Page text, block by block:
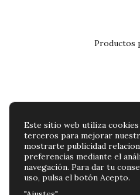
Productos
Este sitio web utiliza
terceros para mejorar
mostrarte publicidad
preferencias mediante el
navegación. Para dar tu
uso, pulsa el botón Acepto.